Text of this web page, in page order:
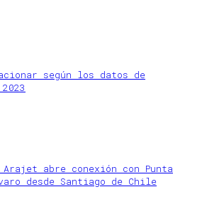
según los datos de
abre conexión con Punta
desde Santiago de Chile